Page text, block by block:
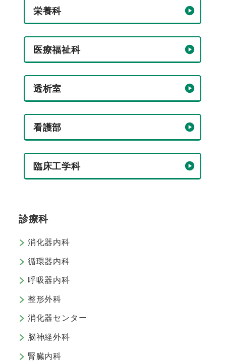
栄養科
医療福祉科
透析室
看護部
臨床工学科
診療科
消化器内科
循環器内科
呼吸器内科
整形外科
消化器センター
脳神経外科
腎臓内科